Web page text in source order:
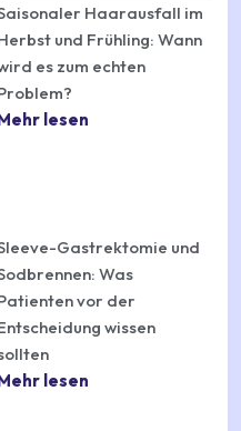
Haarausfall im
und Frühling: Wann
es zum echten
lesen
Gastrektomie und
Was
vor der
wissen
lesen